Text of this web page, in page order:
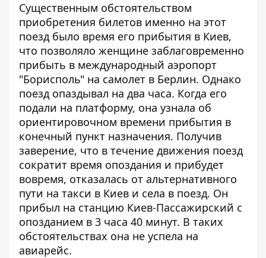
Существенным обстоятельством
приобретения билетов именно на этот
поезд было время его прибытия в Киев,
что позволяло женщине заблаговременно
прибыть в международный аэропорт
"Борисполь" на самолет в Берлин. Однако
поезд опаздывал на два часа. Когда его
подали на платформу, она узнала об
ориентировочном времени прибытия в
конечный пункт назначения. Получив
заверение, что в течение движения поезд
сократит время опоздания и прибудет
вовремя, отказалась от альтернативного
пути на такси в Киев и села в поезд. Он
прибыл на станцию ​​Киев-Пассажирский с
опозданием в 3 часа 40 минут. В таких
обстоятельствах она не успела на
авиарейс.